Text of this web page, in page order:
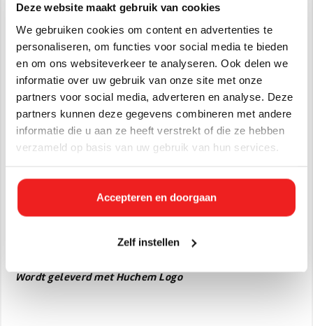
Deze website maakt gebruik van cookies
We gebruiken cookies om content en advertenties te
personaliseren, om functies voor social media te bieden
en om ons websiteverkeer te analyseren. Ook delen we
informatie over uw gebruik van onze site met onze
partners voor social media, adverteren en analyse. Deze
partners kunnen deze gegevens combineren met andere
informatie die u aan ze heeft verstrekt of die ze hebben
verzameld op basis van uw gebruik van hun services.
Accepteren en doorgaan
Zelf instellen
3. **Schoonmaken**: Om de juiste hoeveelheid
schoonmaakmiddel of desinfectiemiddel te mengen met
water, zoals voorgeschreven door de fabrikant.
4. **Tuinieren**: Voor het nauwkeurig doseren van vloeibare
meststoffen of pesticiden.
5. **Industriële Toepassingen**: In verschillende industrieën
waar nauwkeurige vloeistofmetingen nodig zijn voor
productieprocessen.
voedingssupplementen waarbij dosisprecisie van belang is.
Het gebruik van een maatbeker zorgt voor consistentie en
precisie, wat essentieel kan zijn voor het succes van een
specifieke volumemetingen vereist zijn.
Wordt geleverd met Huchem Logo